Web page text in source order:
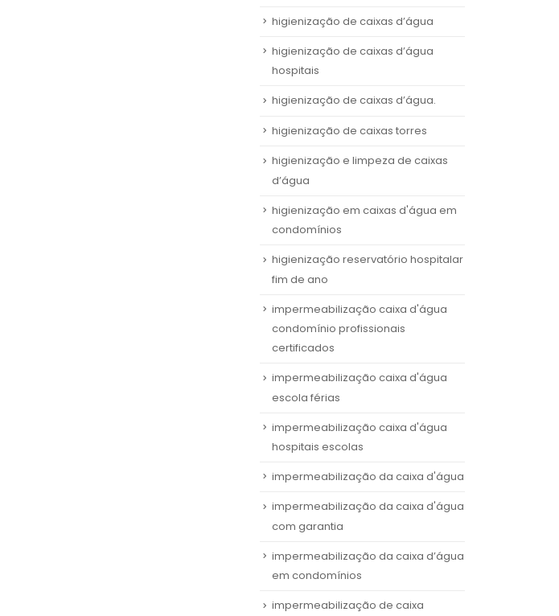
higienização de caixas d’água
higienização de caixas d’água
hospitais
higienização de caixas d’água.
higienização de caixas torres
higienização e limpeza de caixas
d’água
higienização em caixas d'água em
condomínios
higienização reservatório hospitalar
fim de ano
impermeabilização caixa d'água
condomínio profissionais
certificados
impermeabilização caixa d'água
escola férias
impermeabilização caixa d'água
hospitais escolas
impermeabilização da caixa d'água
impermeabilização da caixa d'água
com garantia
impermeabilização da caixa d’água
em condomínios
impermeabilização de caixa